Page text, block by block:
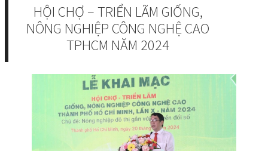
HỘI CHỢ – TRIỂN LÃM GIỐNG,
NÔNG NGHIỆP CÔNG NGHỆ CAO
TPHCM NĂM 2024